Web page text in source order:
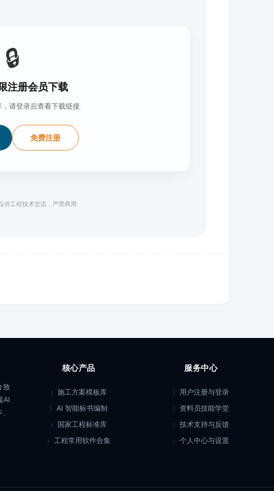
🔒
注册会员下载
请登录后查看下载链接
免费注册
供工程技术交流，严禁商用
致
AI
核心产品
施工方案模板库
AI 智能标书编制
国家工程标准库
工程常用软件合集
服务中心
用户注册与登录
资料员技能学堂
技术支持与反馈
个人中心与设置